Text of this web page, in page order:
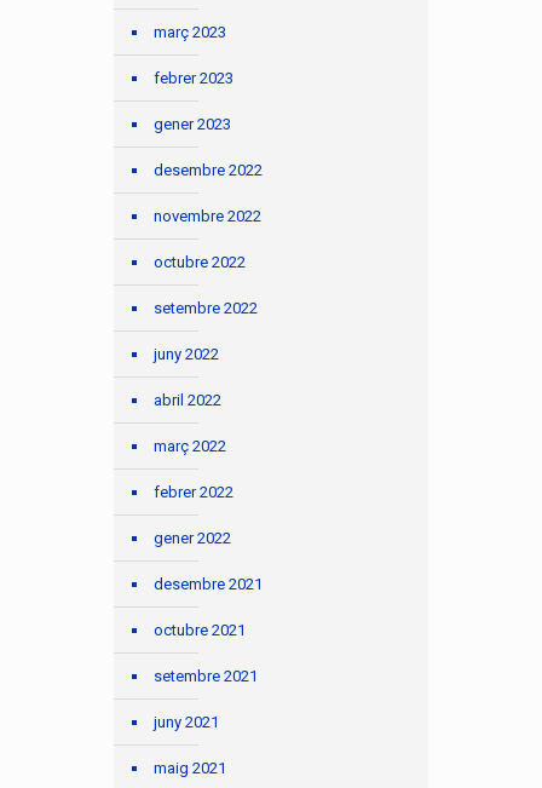
març 2023
febrer 2023
gener 2023
desembre 2022
novembre 2022
octubre 2022
setembre 2022
juny 2022
abril 2022
març 2022
febrer 2022
gener 2022
desembre 2021
octubre 2021
setembre 2021
juny 2021
maig 2021